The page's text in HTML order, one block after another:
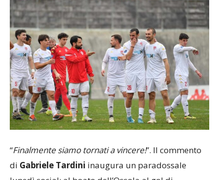
“Finalmente siamo tornati a vincere!”. Il commento
di Gabriele Tardini inaugura un paradossale